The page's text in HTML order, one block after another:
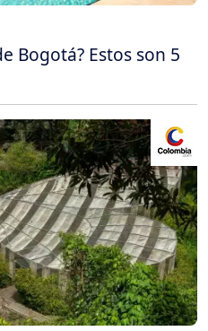
Bogotá? Estos son 5